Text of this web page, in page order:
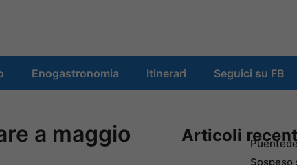
Enogastronomia Itinerari Seguici su FB
a maggio Articoli
Sospeso